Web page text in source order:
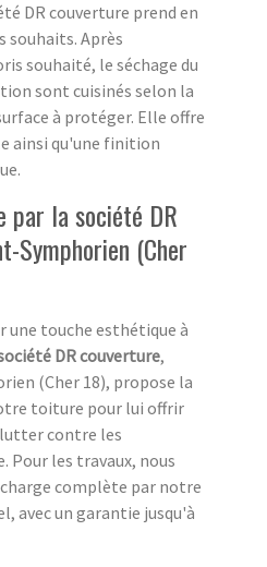
DR couverture prend en
souhaits. Après
souhaité, le séchage du
sont cuisinés selon la
à protéger. Elle offre
ainsi qu'une finition
par la société DR
Symphorien (Cher
une touche esthétique à
DR couverture,
(Cher 18), propose la
toiture pour lui offrir
contre les
Pour les travaux, nous
complète par notre
avec un garantie jusqu'à